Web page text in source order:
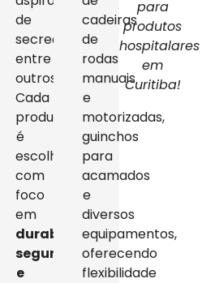
de
secreção,
entre
outros.
Cada
produto
é
escolhido
com
foco
em
durabilidade,
segurança
e
cadeiras
de
rodas
manuais
e
motorizadas,
guinchos
para
acamados
e
diversos
equipamentos,
oferecendo
flexibilidade
para
produtos
hospitalares
em
Curitiba!